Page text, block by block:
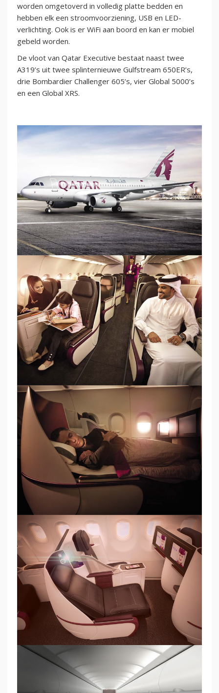
worden omgetoverd in volledig platte bedden en
hebben elk een stroomvoorziening, USB en LED-
verlichting. Ook is er WiFi aan boord en kan er mobiel
gebeld worden.
De vloot van Qatar Executive bestaat naast twee
A319’s uit twee splinternieuwe Gulfstream 650ER’s,
drie Bombardier Challenger 605’s, vier Global 5000’s
en een Global XRS.